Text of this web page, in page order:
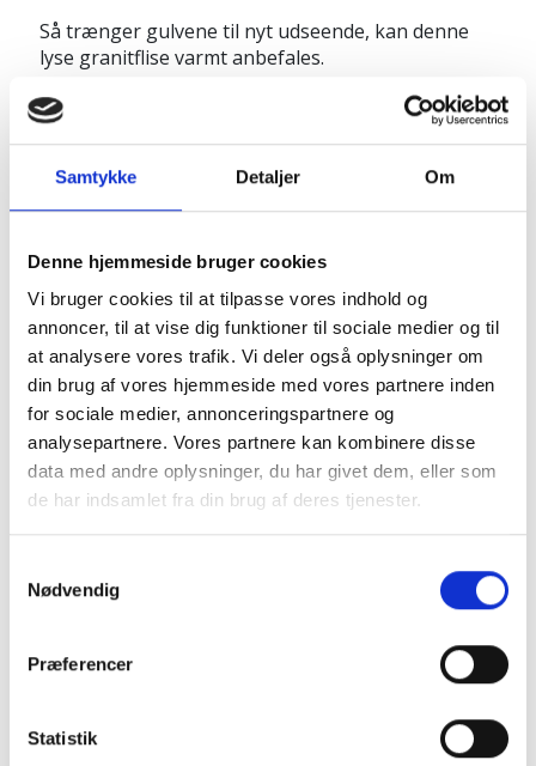
Samtykke Detaljer Om
Denne hjemmeside bruger cookies
Vi bruger cookies til at tilpasse vores indhold og
annoncer, til at vise dig funktioner til sociale medier og til
at analysere vores trafik. Vi deler også oplysninger om
din brug af vores hjemmeside med vores partnere inden
for sociale medier, annonceringspartnere og
analysepartnere. Vores partnere kan kombinere disse
data med andre oplysninger, du har givet dem, eller som
de har indsamlet fra din brug af deres tjenester.
Nødvendig
Præferencer
Statistik
Så trænger gulvene til nyt udseende, kan denne
lyse granitflise varmt anbefales.
Granitflisen er virkelig praktisk, da den både er
slidstærk og nem at vedligeholde. Anvend gerne så
bedre, her kan der med fordel anvendes
AKEMIMild Stensæbe.
Produktinfo:
Pallen indeholder 12,6 m2
Mål: 60 x 30 x 3 cm
Brændt børstet overflade
Vægt pr. flise ca. 15 kg
Pakkes og sendes på emballagetype:Industri -
std
Granit er et naturmateriale, og variationer i farve og